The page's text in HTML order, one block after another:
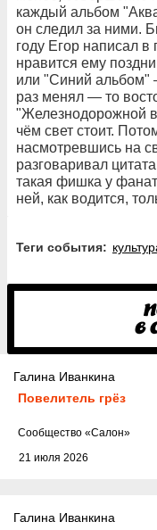
каждый альбом
он следил за ними.
году Егор написал в
нравится ему
или "Синий альбом"
раз менял — то
"Железнодорожной
чём свет стоит.
насмотревшись на
разговаривал
такая фишка у
ней, как водится,
Теги события:
Галина Иванкина
Повелитель грёз
21 июля 2026
Cообщество «Салон»
Галина Иванкина